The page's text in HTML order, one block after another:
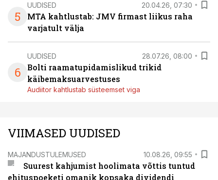
5
UUDISED 20.04.26, 07:30
MTA kahtlustab: JMV firmast liikus raha
varjatult välja
6
UUDISED 28.07.26, 08:00
Bolti raamatupidamislikud trikid
käibemaksuarvestuses
Audiitor kahtlustab süsteemset viga
VIIMASED UUDISED
MAJANDUSTULEMUSED 10.08.26, 09:55
Suurest kahjumist hoolimata võttis tuntud
ehituspoeketi omanik kopsaka dividendi